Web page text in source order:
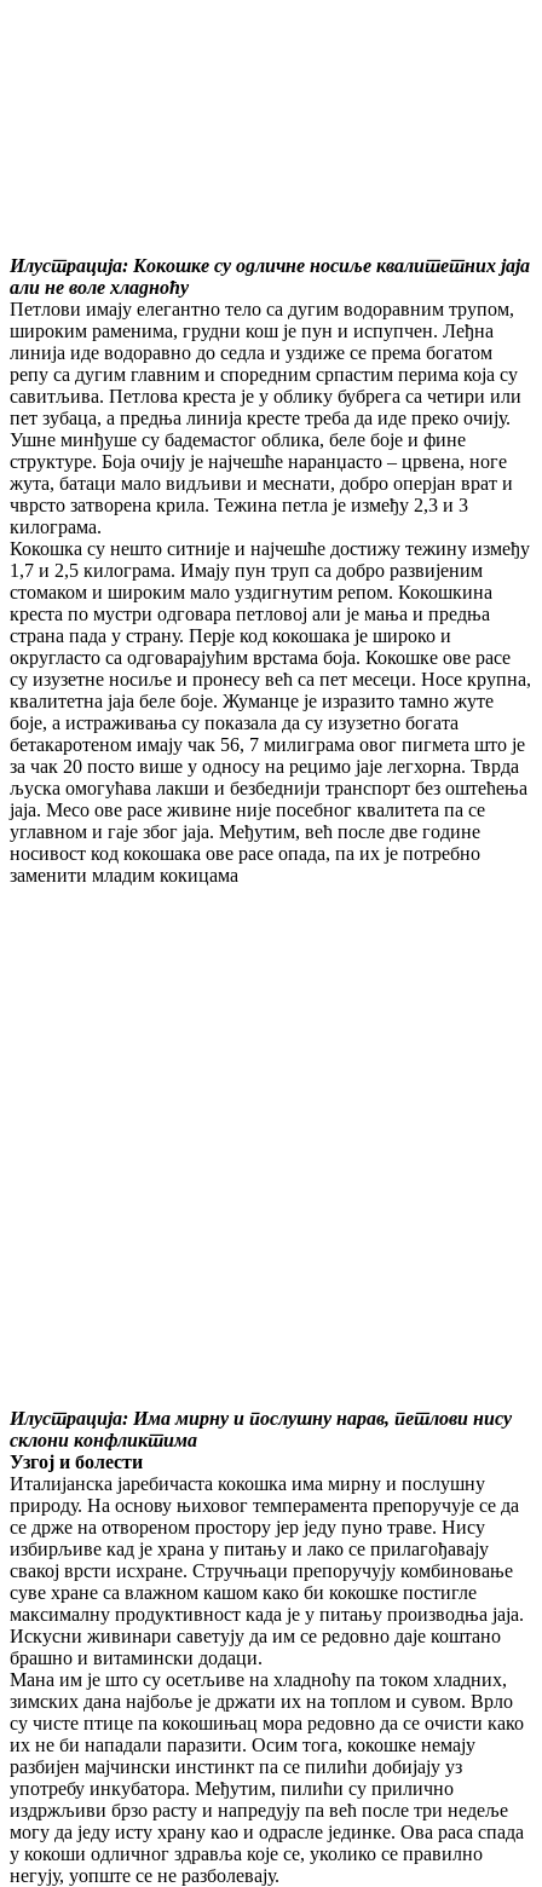
Илустрација: Кокошке су одличне носиље квалитетних јаја
али не воле хладноћу
Петлови имају елегантно тело са дугим водоравним трупом,
широким раменима, грудни кош је пун и испупчен. Леђна
линија иде водоравно до седла и уздиже се према богатом
репу са дугим главним и споредним српастим перима која су
савитљива. Петлова креста је у облику бубрега са четири или
пет зубаца, а предња линија кресте треба да иде преко очију.
Ушне минђуше су бадемастог облика, беле боје и фине
структуре. Боја очију је најчешће наранџасто – црвена, ноге
жута, батаци мало видљиви и меснати, добро оперјан врат и
чврсто затворена крила. Тежина петла је између 2,3 и 3
килограма.
Кокошка су нешто ситније и најчешће достижу тежину између
1,7 и 2,5 килограма. Имају пун труп са добро развијеним
стомаком и широким мало уздигнутим репом. Кокошкина
креста по мустри одговара петловој али је мања и предња
страна пада у страну. Перје код кокошака је широко и
округласто са одговарајућим врстама боја. Кокошке ове расе
су изузетне носиље и пронесу већ са пет месеци. Носе крупна,
квалитетна јаја беле боје. Жуманце је изразито тамно жуте
боје, а истраживања су показала да су изузетно богата
бетакаротеном имају чак 56, 7 милиграма овог пигмета што је
за чак 20 посто више у односу на рецимо јаје легхорна. Тврда
љуска омогућава лакши и безбеднији транспорт без оштећења
јаја. Месо ове расе живине није посебног квалитета па се
углавном и гаје због јаја. Међутим, већ после две године
носивост код кокошака ове расе опада, па их је потребно
заменити младим кокицама
Илустрација: Има мирну и послушну нарав, петлови нису
склони конфликтима
Узгој и болести
Италијанска јаребичаста кокошка има мирну и послушну
природу. На основу њиховог темперамента препоручује се да
се држе на отвореном простору јер једу пуно траве. Нису
избирљиве кад је храна у питању и лако се прилагођавају
свакој врсти исхране. Стручњаци препоручују комбиновање
суве хране са влажном кашом како би кокошке постигле
максималну продуктивност када је у питању производња јаја.
Искусни живинари саветују да им се редовно даје коштано
брашно и витамински додаци.
Мана им је што су осетљиве на хладноћу па током хладних,
зимских дана најбоље је држати их на топлом и сувом. Врло
су чисте птице па кокошињац мора редовно да се очисти како
их не би нападали паразити. Осим тога, кокошке немају
разбијен мајчински инстинкт па се пилићи добијају уз
употребу инкубатора. Међутим, пилићи су прилично
издржљиви брзо расту и напредују па већ после три недеље
могу да једу исту храну као и одрасле јединке. Ова раса спада
у кокоши одличног здравља које се, уколико се правилно
негују, уопште се не разболевају.